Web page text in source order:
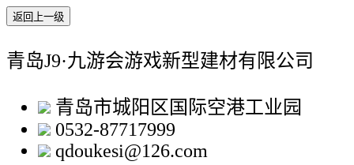
返回上一级
青岛J9·九游会游戏新型建材有限公司
青岛市城阳区国际空港工业园
0532-87717999
qdoukesi@126.com